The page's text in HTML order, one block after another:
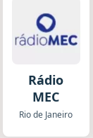
Rádio
MEC
Rio de Janeiro